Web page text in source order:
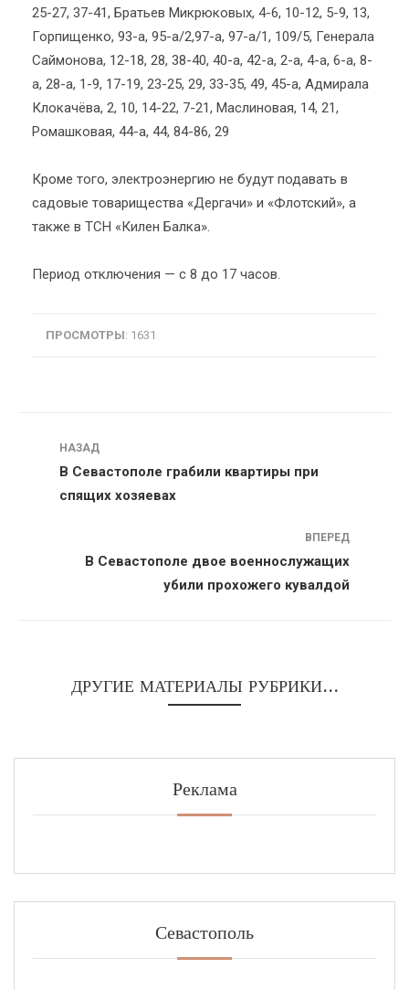
25-27, 37-41, Братьев Микрюковых, 4-6, 10-12, 5-9, 13,
Горпищенко, 93-а, 95-а/2,97-а, 97-а/1, 109/5, Генерала
Саймонова, 12-18, 28, 38-40, 40-а, 42-а, 2-а, 4-а, 6-а, 8-
а, 28-а, 1-9, 17-19, 23-25, 29, 33-35, 49, 45-а, Адмирала
Клокачёва, 2, 10, 14-22, 7-21, Маслиновая, 14, 21,
Ромашковая, 44-а, 44, 84-86, 29
Кроме того, электроэнергию не будут подавать в
садовые товарищества «Дергачи» и «Флотский», а
также в ТСН «Килен Балка».
Период отключения — с 8 до 17 часов.
ПРОСМОТРЫ: 1631
Навигация
НАЗАД
В Севастополе грабили квартиры при
спящих хозяевах
ВПЕРЕД
В Севастополе двое военнослужащих
убили прохожего кувалдой
ДРУГИЕ МАТЕРИАЛЫ РУБРИКИ...
Реклама
Севастополь